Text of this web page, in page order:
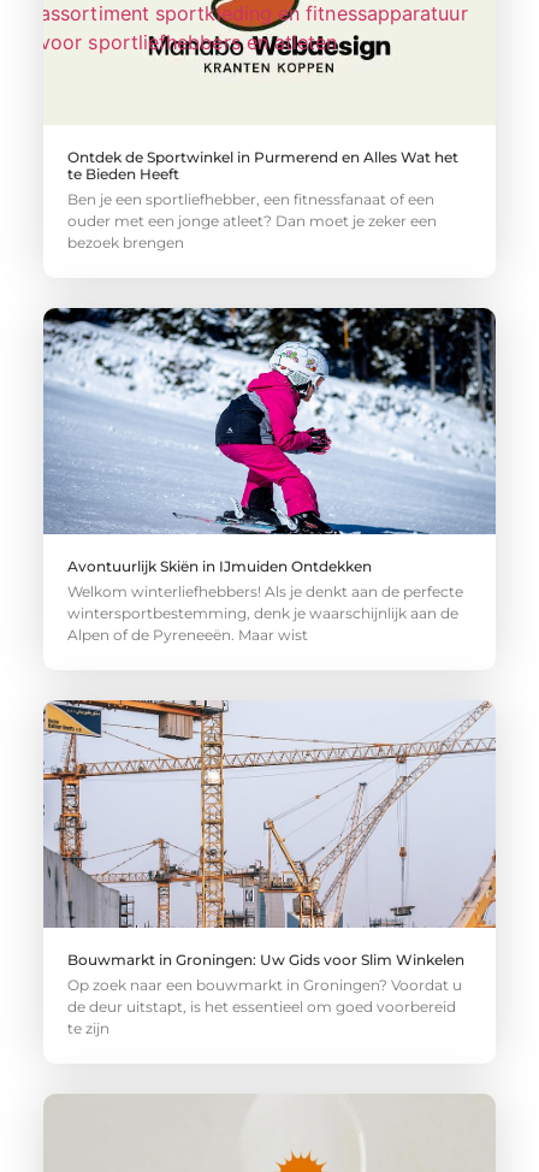
Ontdek de Sportwinkel in Purmerend en Alles Wat het
te Bieden Heeft
Ben je een sportliefhebber, een fitnessfanaat of een
ouder met een jonge atleet? Dan moet je zeker een
bezoek brengen
Avontuurlijk Skiën in IJmuiden Ontdekken
Welkom winterliefhebbers! Als je denkt aan de perfecte
wintersportbestemming, denk je waarschijnlijk aan de
Alpen of de Pyreneeën. Maar wist
Bouwmarkt in Groningen: Uw Gids voor Slim Winkelen
Op zoek naar een bouwmarkt in Groningen? Voordat u
de deur uitstapt, is het essentieel om goed voorbereid
te zijn